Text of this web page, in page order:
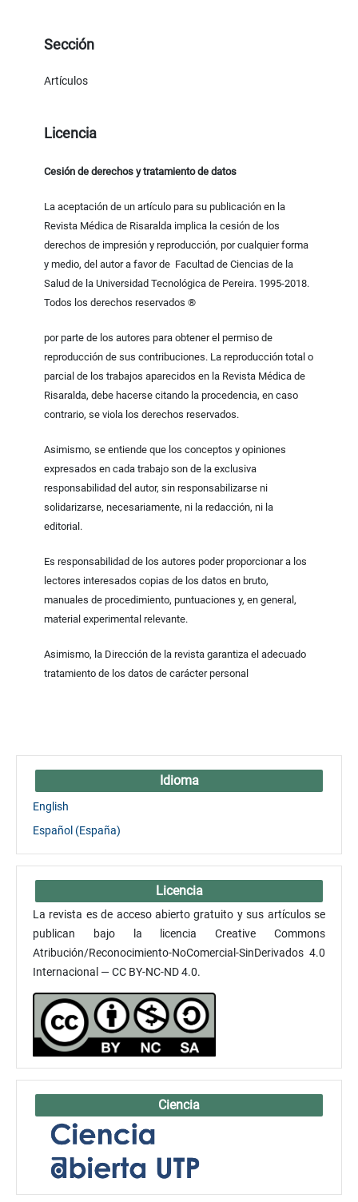
Sección
Artículos
Licencia
Cesión de derechos y tratamiento de datos
La aceptación de un artículo para su publicación en la
Revista Médica de Risaralda implica la cesión de los
derechos de impresión y reproducción, por cualquier forma
y medio, del autor a favor de Facultad de Ciencias de la
Salud de la Universidad Tecnológica de Pereira. 1995-2018.
Todos los derechos reservados ®
por parte de los autores para obtener el permiso de
reproducción de sus contribuciones. La reproducción total o
parcial de los trabajos aparecidos en la Revista Médica de
Risaralda, debe hacerse citando la procedencia, en caso
contrario, se viola los derechos reservados.
Asimismo, se entiende que los conceptos y opiniones
expresados en cada trabajo son de la exclusiva
responsabilidad del autor, sin responsabilizarse ni
solidarizarse, necesariamente, ni la redacción, ni la
editorial.
Es responsabilidad de los autores poder proporcionar a los
lectores interesados copias de los datos en bruto,
manuales de procedimiento, puntuaciones y, en general,
material experimental relevante.
Asimismo, la Dirección de la revista garantiza el adecuado
tratamiento de los datos de carácter personal
Idioma
English
Español (España)
Licencia
La revista es de acceso abierto gratuito y sus artículos se
publican bajo la licencia Creative Commons
Atribución/Reconocimiento-NoComercial-SinDerivados 4.0
Internacional — CC BY-NC-ND 4.0.
Ciencia